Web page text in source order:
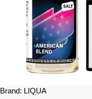
Brand: LIQUA